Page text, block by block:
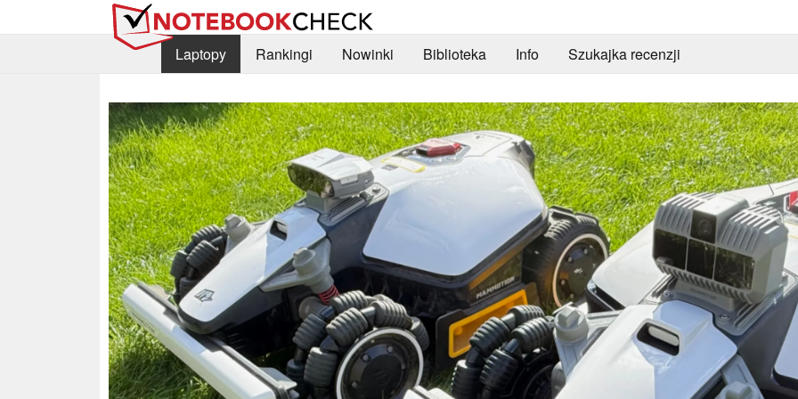
Laptopy Rankingi Nowinki Biblioteka Info Szukajka recenzji